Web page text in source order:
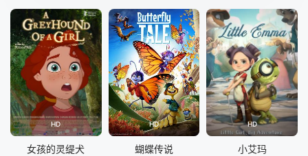
HD
女孩的灵缇犬
HD
蝴蝶传说
HD
小艾玛